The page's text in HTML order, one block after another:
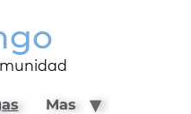
Mas